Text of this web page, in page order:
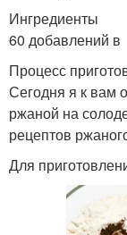
Ингредиенты
60 добавлений в
Процесс
Сегодня я к вам
ржаной на
рецептов
Для